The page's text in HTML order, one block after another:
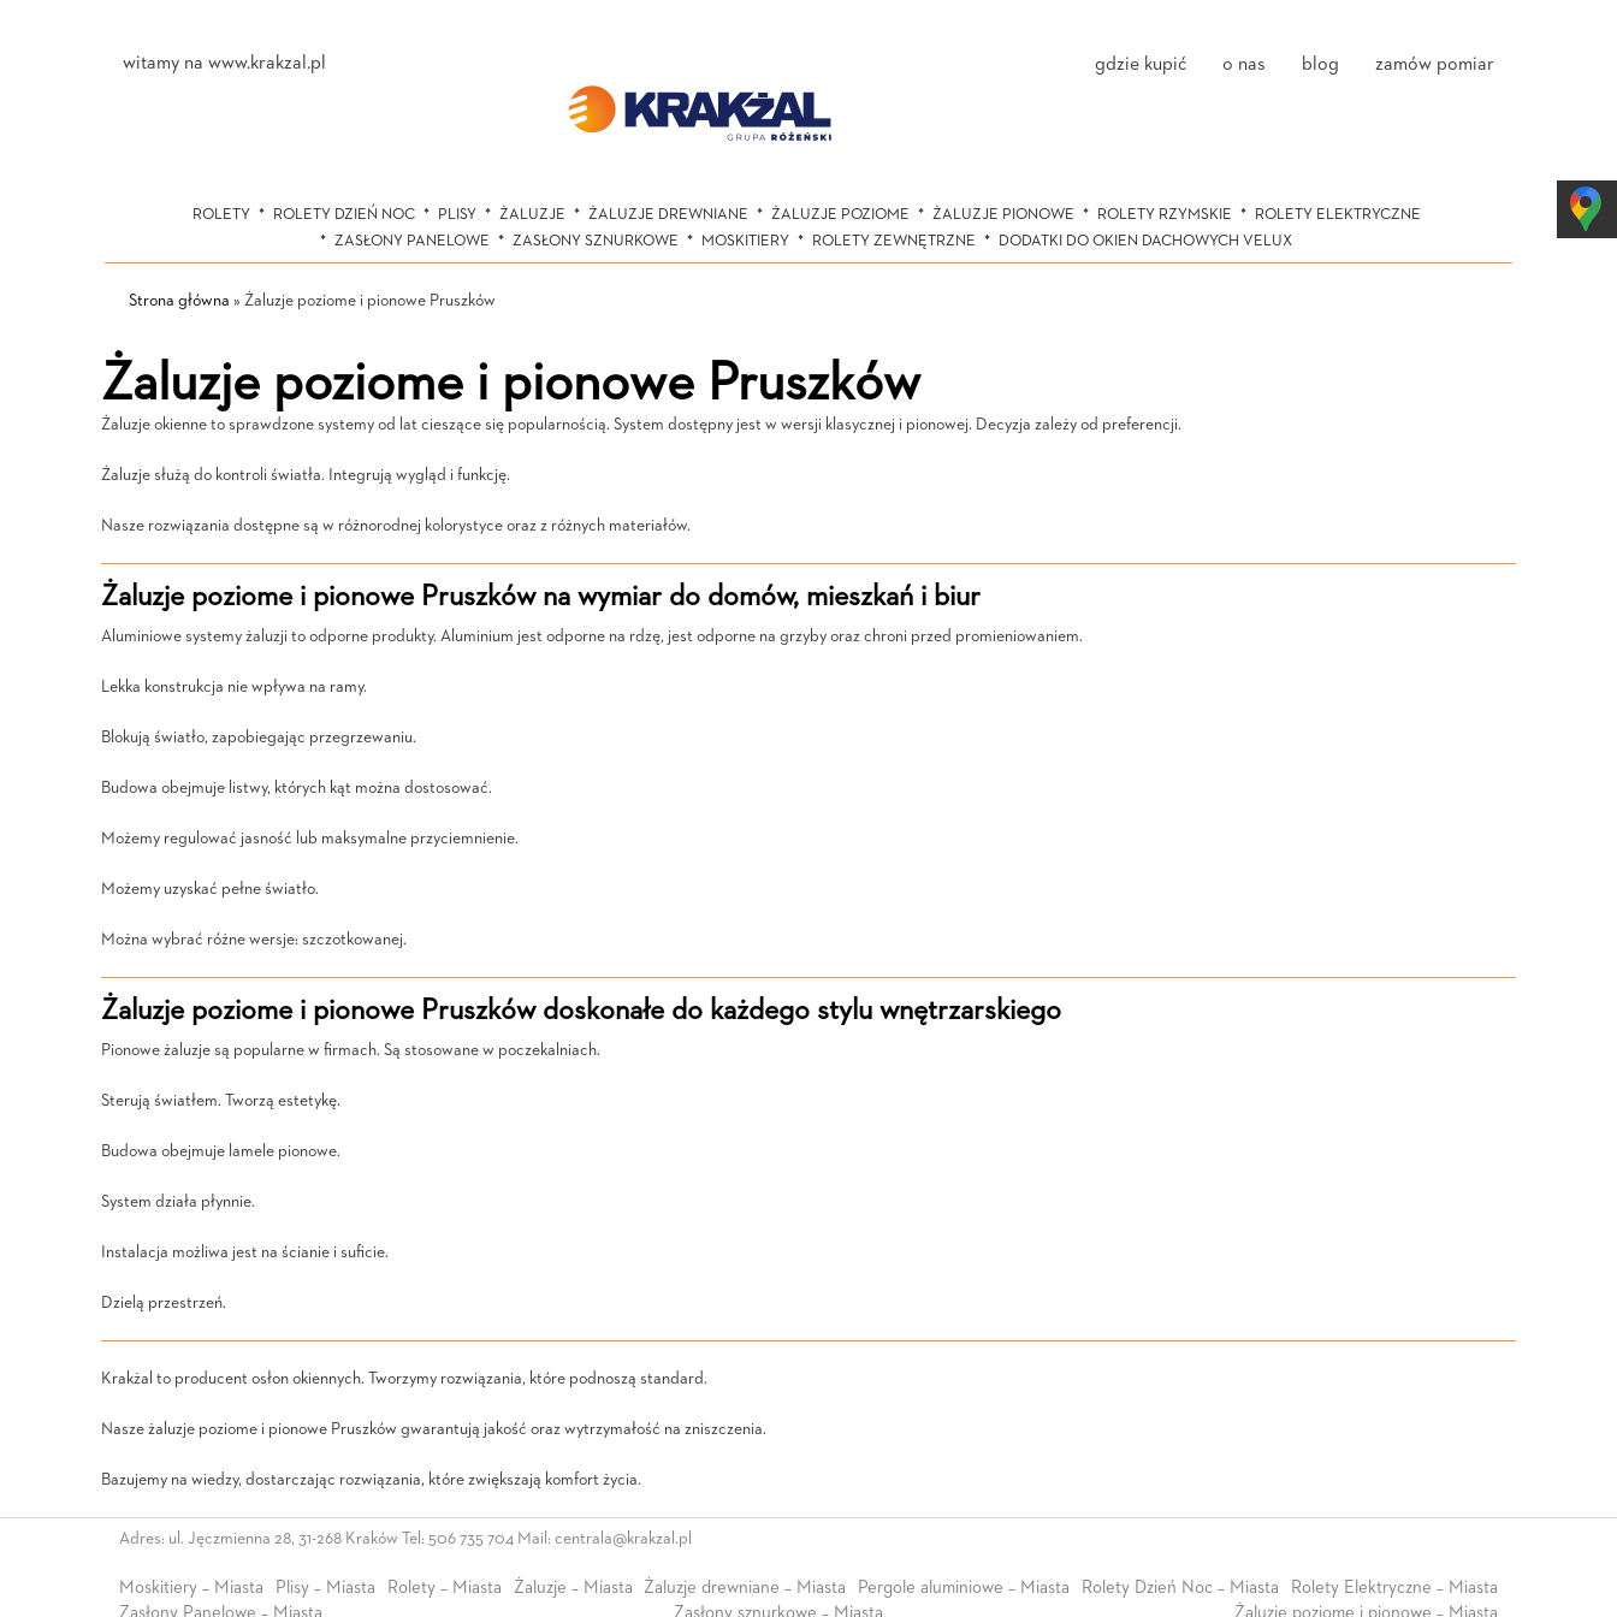
witamy na www.krakzal.pl gdzie kupić o nas blog zamów pomiar
ROLETY ROLETY DZIEŃ NOC PLISY ŻALUZJE ŻALUZJE DREWNIANE ŻALUZJE POZIOME ŻALUZJE PIONOWE ROLETY RZYMSKIE
ROLETY ELEKTRYCZNE
ZASŁONY PANELOWE
ZASŁONY SZNURKOWE MOSKITIERY ROLETY ZEWNĘTRZNE DODATKI DO OKIEN DACHOWYCH VELUX
Strona główna » Żaluzje poziome i pionowe Pruszków
Żaluzje poziome i pionowe Pruszków
Żaluzje okienne to sprawdzone systemy od lat cieszące się popularnością. System dostępny jest w wersji klasycznej i pionowej. Decyzja zależy od preferencji.
Żaluzje służą do kontroli światła. Integrują wygląd i funkcję.
Nasze rozwiązania dostępne są w różnorodnej kolorystyce oraz z różnych materiałów.
Żaluzje poziome i pionowe Pruszków na wymiar do domów, mieszkań i biur
Aluminiowe systemy żaluzji to odporne produkty. Aluminium jest odporne na rdzę, jest odporne na grzyby oraz chroni przed promieniowaniem.
Lekka konstrukcja nie wpływa na ramy.
Blokują światło, zapobiegając przegrzewaniu.
Budowa obejmuje listwy, których kąt można dostosować.
Możemy regulować jasność lub maksymalne przyciemnienie.
Możemy uzyskać pełne światło.
Można wybrać różne wersje: szczotkowanej.
Żaluzje poziome i pionowe Pruszków doskonałe do każdego stylu wnętrzarskiego
Pionowe żaluzje są popularne w firmach. Są stosowane w poczekalniach.
Sterują światłem. Tworzą estetykę.
Budowa obejmuje lamele pionowe.
System działa płynnie.
Instalacja możliwa jest na ścianie i suficie.
Dzielą przestrzeń.
Krakżal to producent osłon okiennych. Tworzymy rozwiązania, które podnoszą standard.
Nasze żaluzje poziome i pionowe Pruszków gwarantują jakość oraz wytrzymałość na zniszczenia.
Bazujemy na wiedzy, dostarczając rozwiązania, które zwiększają komfort życia.
Adres: ul. Jęczmienna 28, 31-268 Kraków Tel: 506 735 704Mail: centrala@krakzal.pl
Moskitiery – Miasta Plisy – Miasta Rolety – Miasta Żaluzje – Miasta Żaluzje drewniane – Miasta Pergole aluminiowe – Miasta Rolety Dzień Noc – Miasta
Rolety Elektryczne – Miasta
Zasłony Panelowe – Miasta
Zasłony sznurkowe – Miasta Żaluzje poziome i pionowe – Miasta